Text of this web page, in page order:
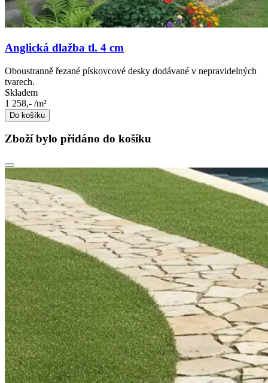
Anglická dlažba tl. 4 cm
Oboustranně řezané pískovcové desky dodávané v nepravidelných
tvarech.
Skladem
1 258,- /m²
Do košíku
Zboží bylo přidáno do košíku